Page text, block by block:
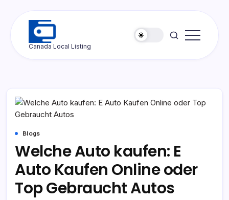
Ottawa
Canada Local Listing
Blogs
Welche Auto kaufen: E
Auto Kaufen Online oder
Top Gebraucht Autos